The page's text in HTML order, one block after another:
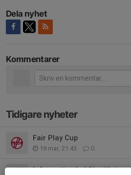
Dela nyhet
Kommentarer
Tidigare nyheter
Fair Play Cup
19 mar, 21:43 0
Information kakförsäljning